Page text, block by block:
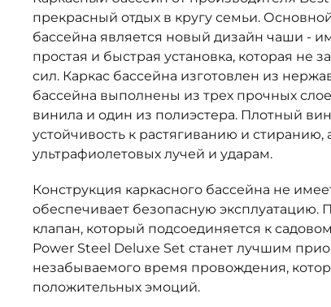
прекрасный отдых в кругу семьи.
бассейна является новый дизайн чаши -
простая и быстрая установка, которая не
сил. Каркас бассейна изготовлен из
бассейна выполнены из трех прочных
винила и один из полиэстера. Плотный
устойчивость к растягиванию и стиранию,
ультрафиолетовых лучей и ударам.
Конструкция каркасного бассейна не
обеспечивает безопасную эксплуатацию.
клапан, который подсоединяется к
Power Steel Deluxe Set станет лучшим
незабываемого время провождения,
положительных эмоций.